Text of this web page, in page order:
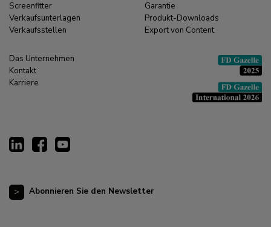
Screenfitter
Verkaufsunterlagen
Verkaufsstellen
Garantie
Produkt-Downloads
Export von Content
Das Unternehmen
Kontakt
Karriere
Abonnieren Sie den Newsletter